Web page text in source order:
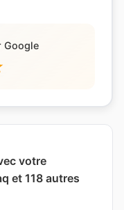
votre
et 118 autres